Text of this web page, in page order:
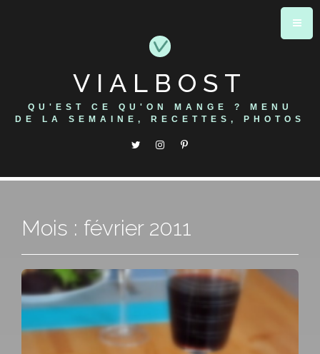
VIALBOST
QU'EST CE QU'ON MANGE ? MENU
DE LA SEMAINE, RECETTES, PHOTOS
Mois : février 2011